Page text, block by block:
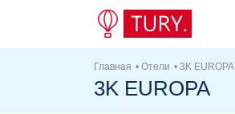
Главная • Отели • 3K EUROPA
3K EUROPA